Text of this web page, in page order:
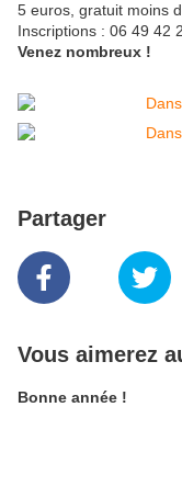
5 euros, gratuit moins
Inscriptions : 06 49 42
Venez nombreux !
Partager
Vous aimerez
Bonne année !